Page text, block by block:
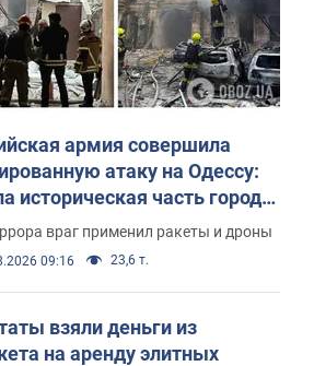
армия совершила
атаку на Одессу:
историческая часть города,
Фото и видео
враг применил ракеты и дроны
09:16 23,6 т.
взяли деньги из
на аренду элитных